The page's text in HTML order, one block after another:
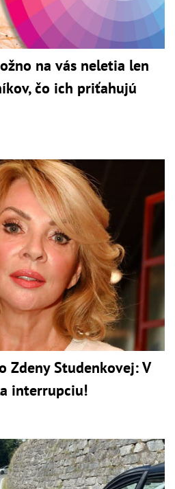
na vás neletia len
čo ich priťahujú
Zdeny Studenkovej: V
interrupciu!